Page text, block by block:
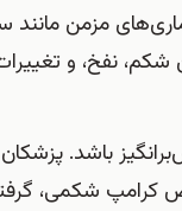
مزمن مانند
شکم، نفخ، و
باشد.
شکمی،